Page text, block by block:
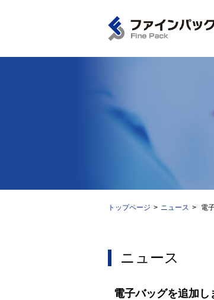
トップページ ニュース 電
ニュース
電子バッグを追加し